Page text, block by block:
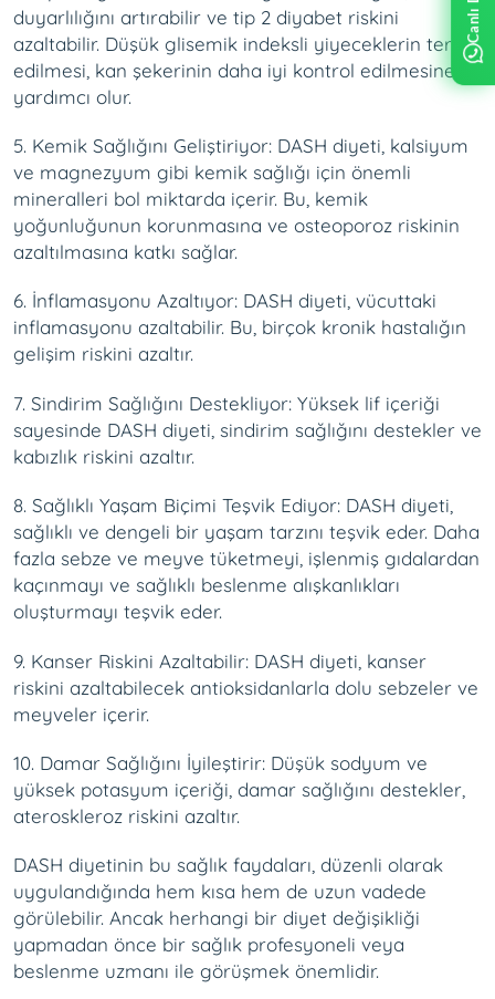
duyarlılığını artırabilir ve tip 2 diyabet riskini
azaltabilir. Düşük glisemik indeksli yiyeceklerin tercih
edilmesi, kan şekerinin daha iyi kontrol edilmesine
yardımcı olur.
5. Kemik Sağlığını Geliştiriyor: DASH diyeti, kalsiyum
ve magnezyum gibi kemik sağlığı için önemli
mineralleri bol miktarda içerir. Bu, kemik
yoğunluğunun korunmasına ve osteoporoz riskinin
azaltılmasına katkı sağlar.
6. İnflamasyonu Azaltıyor: DASH diyeti, vücuttaki
inflamasyonu azaltabilir. Bu, birçok kronik hastalığın
gelişim riskini azaltır.
7. Sindirim Sağlığını Destekliyor: Yüksek lif içeriği
sayesinde DASH diyeti, sindirim sağlığını destekler ve
kabızlık riskini azaltır.
8. Sağlıklı Yaşam Biçimi Teşvik Ediyor: DASH diyeti,
sağlıklı ve dengeli bir yaşam tarzını teşvik eder. Daha
fazla sebze ve meyve tüketmeyi, işlenmiş gıdalardan
kaçınmayı ve sağlıklı beslenme alışkanlıkları
oluşturmayı teşvik eder.
9. Kanser Riskini Azaltabilir: DASH diyeti, kanser
riskini azaltabilecek antioksidanlarla dolu sebzeler ve
meyveler içerir.
10. Damar Sağlığını İyileştirir: Düşük sodyum ve
yüksek potasyum içeriği, damar sağlığını destekler,
ateroskleroz riskini azaltır.
DASH diyetinin bu sağlık faydaları, düzenli olarak
uygulandığında hem kısa hem de uzun vadede
görülebilir. Ancak herhangi bir diyet değişikliği
yapmadan önce bir sağlık profesyoneli veya
beslenme uzmanı ile görüşmek önemlidir.